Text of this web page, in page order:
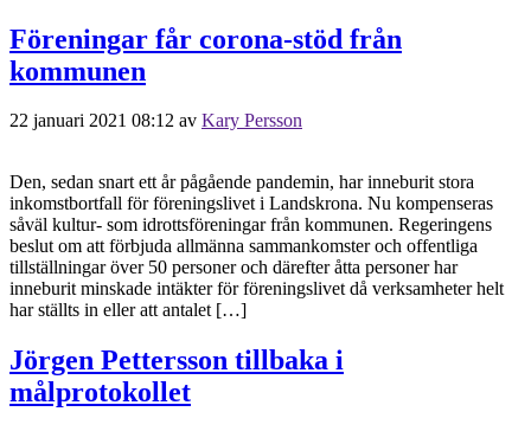
Föreningar får corona-stöd från
kommunen
22 januari 2021 08:12 av Kary Persson
Den, sedan snart ett år pågående pandemin, har inneburit stora
inkomstbortfall för föreningslivet i Landskrona. Nu kompenseras
såväl kultur- som idrottsföreningar från kommunen. Regeringens
beslut om att förbjuda allmänna sammankomster och offentliga
tillställningar över 50 personer och därefter åtta personer har
inneburit minskade intäkter för föreningslivet då verksamheter helt
har ställts in eller att antalet […]
Jörgen Pettersson tillbaka i
målprotokollet